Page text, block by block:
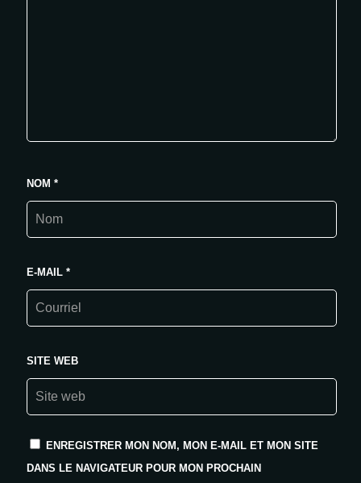
NOM *
E-MAIL *
SITE WEB
ENREGISTRER MON NOM, MON E-MAIL ET MON SITE
DANS LE NAVIGATEUR POUR MON PROCHAIN